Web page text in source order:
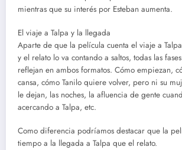
mientras que su interés por Esteban aumenta.
El viaje a Talpa y la llegada
Aparte de que la película cuenta el viaje a
y el relato lo va contando a saltos, todas las
reflejan en ambos formatos. Cómo empiezan,
cansa, cómo Tanilo quiere volver, pero ni su
le dejan, las noches, la afluencia de gente
acercando a Talpa, etc.
Como diferencia podríamos destacar que la
tiempo a la llegada a Talpa que el relato.